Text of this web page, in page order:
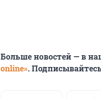
Больше новостей — в
online».